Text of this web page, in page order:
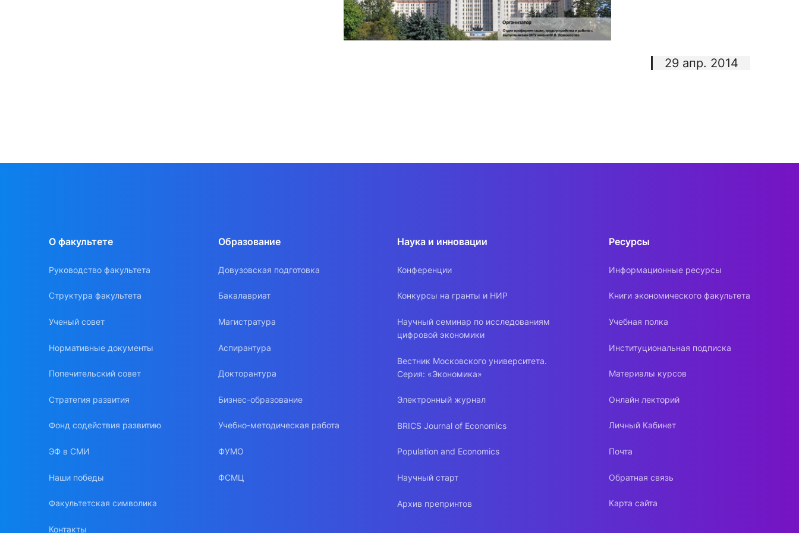
29 апр. 2014
О факультете
Руководство факультета
Структура факультета
Ученый совет
Нормативные документы
Попечительский совет
Стратегия развития
Фонд содействия развитию
ЭФ в СМИ
Наши победы
Факультетская символика
Контакты
Образование
Довузовская подготовка
Бакалавриат
Магистратура
Аспирантура
Докторантура
Бизнес-образование
Учебно-методическая работа
ФУМО
ФСМЦ
Наука и инновации
Конференции
Конкурсы на гранты и НИР
Научный семинар по исследованиям
цифровой экономики
Вестник Московского университета.
Серия: «Экономика»
Электронный журнал
BRICS Journal of Economics
Population and Economics
Научный старт
Архив препринтов
Ресурсы
Информационные ресурсы
Книги экономического факультета
Учебная полка
Институциональная подписка
Материалы курсов
Онлайн лекторий
Личный Кабинет
Почта
Обратная связь
Карта сайта